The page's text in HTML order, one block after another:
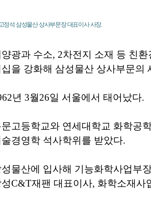
정석 삼성물산 상사부문장 대표이사 사장.
양광과 수소, 2차전지 소재 등 친
십을 강화해 삼성물산 상사부문의
년 3월26일 서울에서 태어났다.
문고등학교와 연세대학교 화학공
술경영학 석사학위를 받았다.
성물산에 입사해 기능화학사업부
C&T재팬 대표이사, 화학소재사